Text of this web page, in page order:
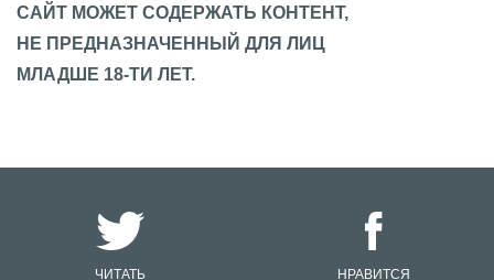
САЙТ МОЖЕТ СОДЕРЖАТЬ КОНТЕНТ,
НЕ ПРЕДНАЗНАЧЕННЫЙ ДЛЯ ЛИЦ
МЛАДШЕ 18-ТИ ЛЕТ.
ЧИТАТЬ НРАВИТСЯ